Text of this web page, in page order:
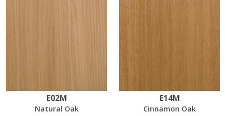
E02M
Natural Oak
E14M
Cinnamon Oak